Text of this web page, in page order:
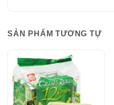
SẢN PHẨM TƯƠNG TỰ